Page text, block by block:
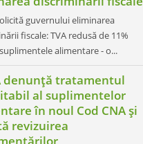
guvernului eliminarea
fiscale: TVA redusă de 11%
alimentare - o...
denunță tratamentul
al suplimentelor
în noul Cod CNA și
revizuirea